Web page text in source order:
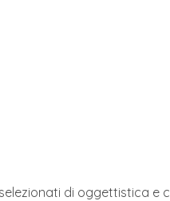
di oggettistica e